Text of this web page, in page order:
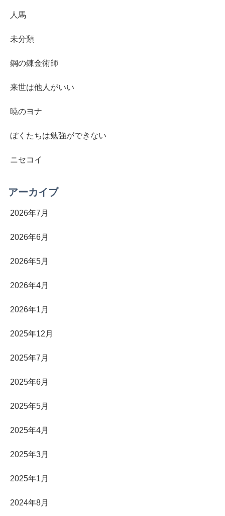
人馬
未分類
鋼の錬金術師
来世は他人がいい
暁のヨナ
ぼくたちは勉強ができない
ニセコイ
アーカイブ
2026年7月
2026年6月
2026年5月
2026年4月
2026年1月
2025年12月
2025年7月
2025年6月
2025年5月
2025年4月
2025年3月
2025年1月
2024年8月